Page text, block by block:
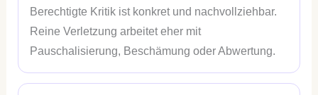
Berechtigte Kritik ist konkret und nachvollziehbar.
Reine Verletzung arbeitet eher mit
Pauschalisierung, Beschämung oder Abwertung.